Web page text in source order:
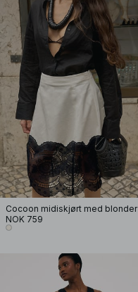
Cocoon midiskjørt med blonder
NOK 759